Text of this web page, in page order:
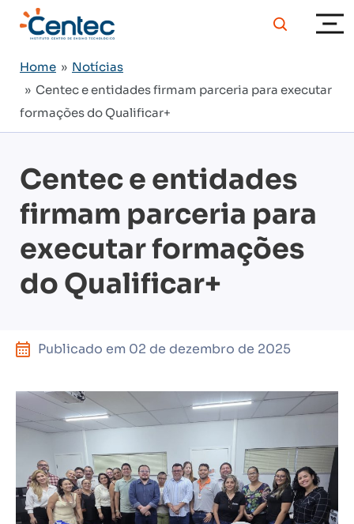
Home » Notícias
» Centec e entidades firmam parceria para executar
formações do Qualificar+
Centec e entidades
firmam parceria para
executar formações
do Qualificar+
Publicado em 02 de dezembro de 2025